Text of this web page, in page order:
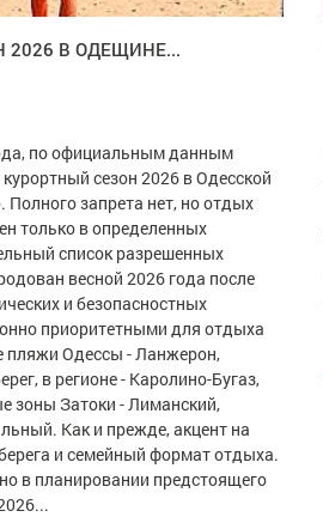
В ОДЕЩИНЕ...
по официальным данным
сезон 2026 в Одесской
Полного запрета нет, но отдых
только в определенных
список разрешенных
весной 2026 года после
и безопасностных
приоритетными для отдыха
пляжи Одессы - Ланжерон,
в регионе - Каролино-Бугаз,
зоны Затоки - Лиманский,
Как и прежде, акцент на
и семейный формат отдыха.
в планировании предстоящего